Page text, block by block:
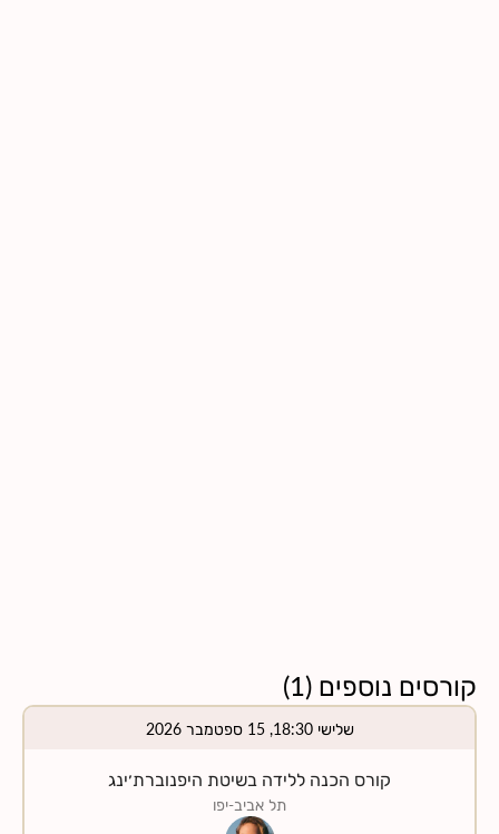
קורסים נוספים (
1
)
שלישי 18:30, 15 ספטמבר 2026
קורס הכנה ללידה בשיטת היפנוברת׳ינג
תל אביב-יפו